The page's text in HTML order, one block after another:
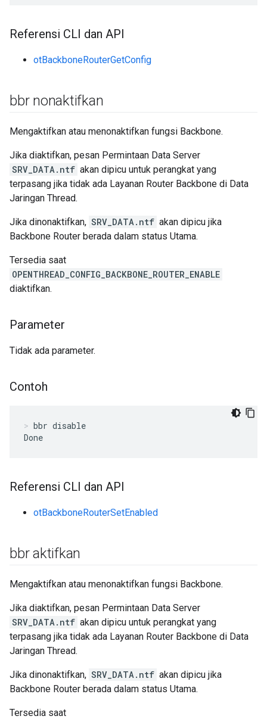
Referensi CLI dan API
otBackboneRouterGetConfig
bbr nonaktifkan
Mengaktifkan atau menonaktifkan fungsi Backbone.
Jika diaktifkan, pesan Permintaan Data Server
SRV_DATA.ntf akan dipicu untuk perangkat yang
terpasang jika tidak ada Layanan Router Backbone di Data
Jaringan Thread.
Jika dinonaktifkan, SRV_DATA.ntf akan dipicu jika
Backbone Router berada dalam status Utama.
Tersedia saat
OPENTHREAD_CONFIG_BACKBONE_ROUTER_ENABLE
diaktifkan.
Parameter
Tidak ada parameter.
Contoh
bbr disable
Done
Referensi CLI dan API
otBackboneRouterSetEnabled
bbr aktifkan
Mengaktifkan atau menonaktifkan fungsi Backbone.
Jika diaktifkan, pesan Permintaan Data Server
SRV_DATA.ntf akan dipicu untuk perangkat yang
terpasang jika tidak ada Layanan Router Backbone di Data
Jaringan Thread.
Jika dinonaktifkan, SRV_DATA.ntf akan dipicu jika
Backbone Router berada dalam status Utama.
Tersedia saat